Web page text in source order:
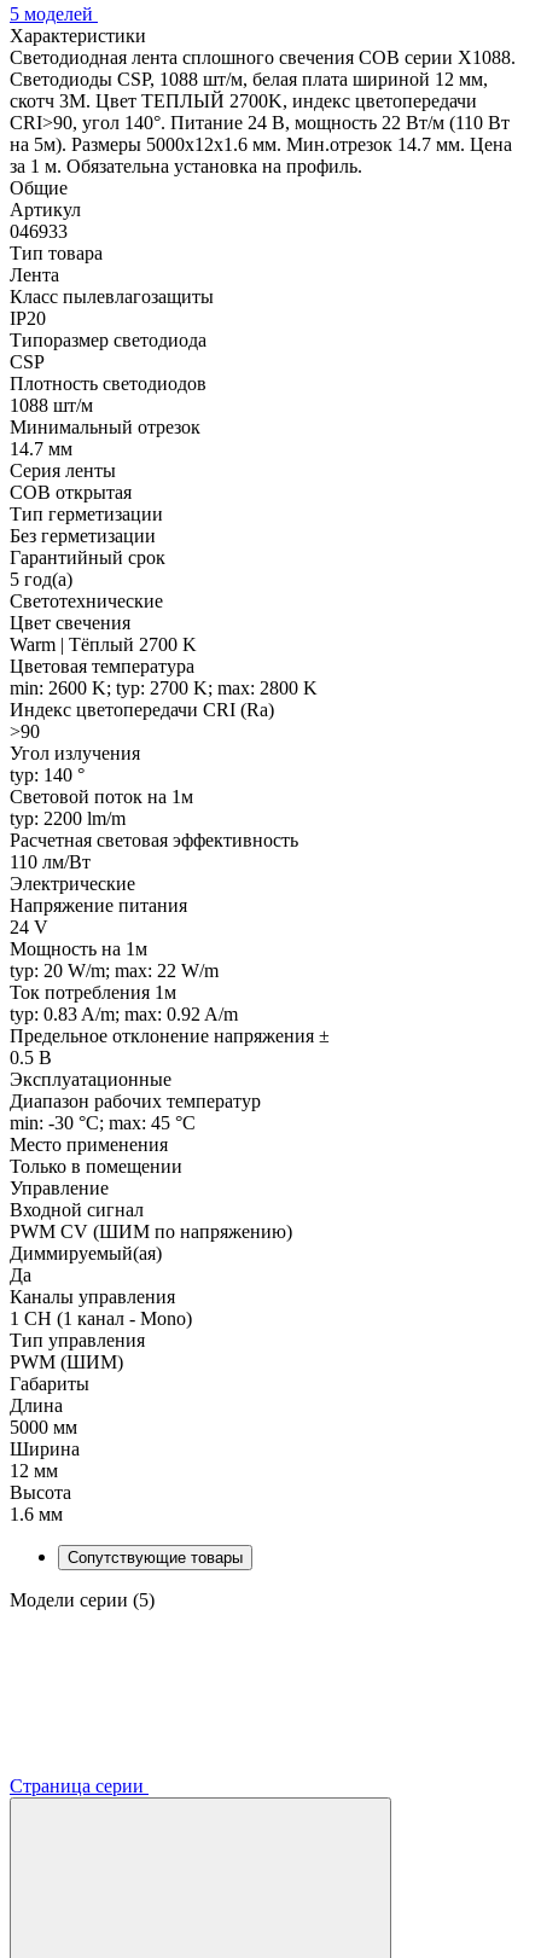
5 моделей
Характеристики
Светодиодная лента сплошного свечения COB серии X1088.
Светодиоды CSP, 1088 шт/м, белая плата шириной 12 мм,
скотч 3M. Цвет ТЕПЛЫЙ 2700K, индекс цветопередачи
CRI>90, угол 140°. Питание 24 В, мощность 22 Вт/м (110 Вт
на 5м). Размеры 5000х12х1.6 мм. Мин.отрезок 14.7 мм. Цена
за 1 м. Обязательна установка на профиль.
Общие
Артикул
046933
Тип товара
Лента
Класс пылевлагозащиты
IP20
Типоразмер светодиода
CSP
Плотность светодиодов
1088 шт/м
Минимальный отрезок
14.7 мм
Серия ленты
COB открытая
Тип герметизации
Без герметизации
Гарантийный срок
5 год(а)
Светотехнические
Цвет свечения
Warm | Тёплый 2700 K
Цветовая температура
min: 2600 K; typ: 2700 K; max: 2800 K
Индекс цветопередачи CRI (Ra)
>90
Угол излучения
typ: 140 °
Световой поток на 1м
typ: 2200 lm/m
Расчетная световая эффективность
110 лм/Вт
Электрические
Напряжение питания
24 V
Мощность на 1м
typ: 20 W/m; max: 22 W/m
Ток потребления 1м
typ: 0.83 A/m; max: 0.92 A/m
Предельное отклонение напряжения ±
0.5 В
Эксплуатационные
Диапазон рабочих температур
min: -30 °C; max: 45 °C
Место применения
Только в помещении
Управление
Входной сигнал
PWM СV (ШИМ по напряжению)
Диммируемый(ая)
Да
Каналы управления
1 CH (1 канал - Mono)
Тип управления
PWM (ШИМ)
Габариты
Длина
5000 мм
Ширина
12 мм
Высота
1.6 мм
Сопутствующие товары
Модели серии (5)
Страница серии